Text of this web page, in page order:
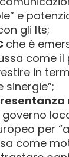
e
gli Its;
che è
come il
in
sinergie”;
per
come